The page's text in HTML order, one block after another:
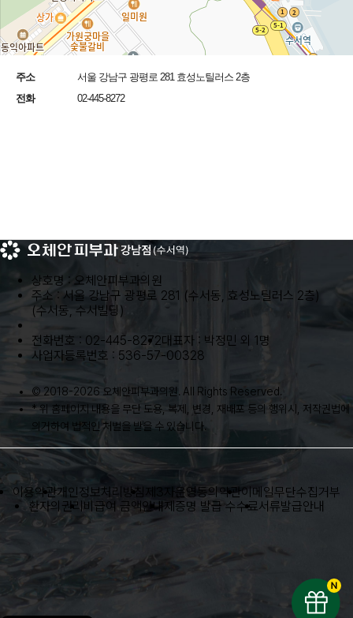
주소
서울 강남구 광평로 281 효성노틸러스 2층
전화
02-445-8272
상호명 : 오체안피부과의원
주소 : 서울 강남구 광평로 281 (수서동, 효성노틸러스 2층)
(수서동, 수서빌딩)
전화번호 : 02-445-8272대표자 : 박정민 외 1명
사업자등록번호 : 536-57-00328
© 2018-2026 오체안피부과의원. All Rights Reserved.
* 위 홈페이지 내용을 무단 도용, 복제, 변경, 재배포 등의 행위시, 저작권법에
의거하여 법적인 처벌을 받을 수 있습니다.
이용약관개인정보처리방침 제3자운영동의약관이메일무단수집거부
환자의권리비급여 금액안내 제증명 발급 수수료서류발급안내